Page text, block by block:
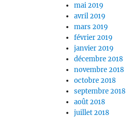
mai 2019
avril 2019
mars 2019
février 2019
janvier 2019
décembre 2018
novembre 2018
octobre 2018
septembre 2018
août 2018
juillet 2018